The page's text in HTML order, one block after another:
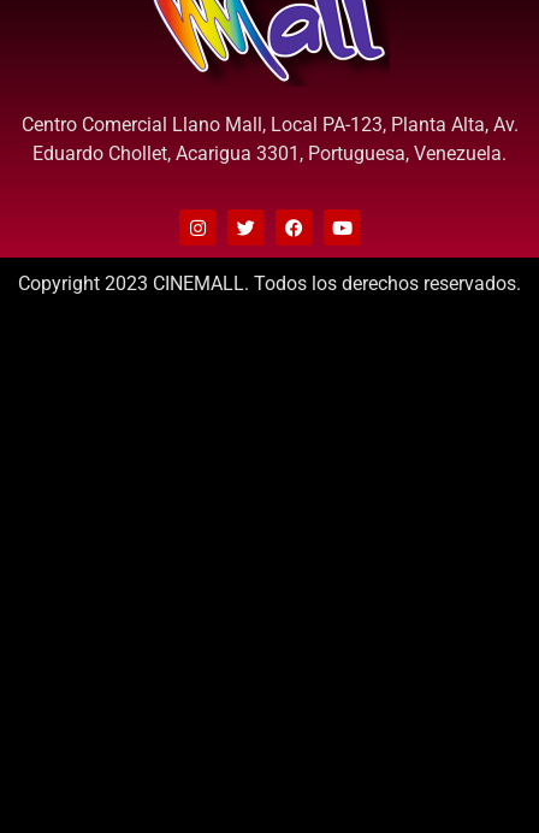
Centro Comercial Llano Mall, Local PA-123, Planta Alta, Av.
Eduardo Chollet, Acarigua 3301, Portuguesa, Venezuela.
Copyright 2023 CINEMALL. Todos los derechos reservados.